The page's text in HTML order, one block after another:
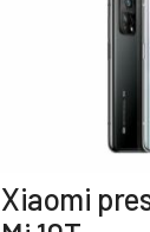
Xiaomi